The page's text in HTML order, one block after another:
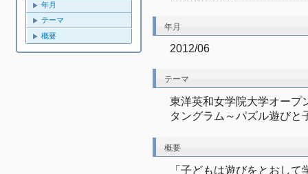
年月
テーマ
概要
年月
2012/06
テーマ
東洋英和女学院大学オープ
タングラム～パズル遊びと
概要
「子どもは遊びをとおし